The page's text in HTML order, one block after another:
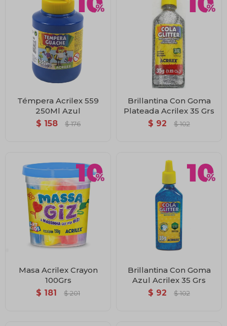
Témpera Acrilex 559
250Ml Azul
$ 158 $ 176
Brillantina Con Goma
Plateada Acrilex 35 Grs
$ 92 $ 102
Masa Acrilex Crayon
100Grs
$ 181 $ 201
Brillantina Con Goma
Azul Acrilex 35 Grs
$ 92 $ 102